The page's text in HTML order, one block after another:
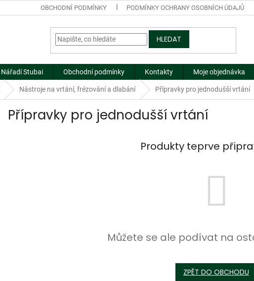
OBCHODNÍ PODMÍNKY PODMÍNKY OCHRANY OSOBNÍCH ÚDAJŮ
HLEDAT
Nářadí Stubai Obchodní podmínky Kontakty Moje objednávka
Nástroje na vrtání, frézování a dlabání Přípravky pro jednodušší vrtání
Přípravky pro jednodušší vrtání
Produkty teprve
Můžete se ale podívat na
ZPĚT DO OBCHODU